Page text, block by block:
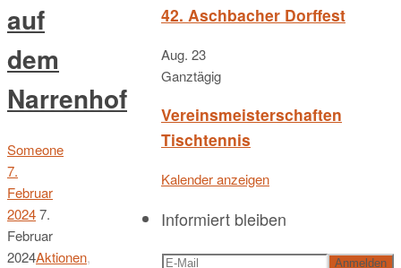
auf
dem
Narrenhof
Someone
7.
Februar
20247.
Februar
2024Aktionen,
42. Aschbacher Dorffest
Aug. 23
Ganztägig
Vereinsmeisterschaften
Tischtennis
Kalender anzeigen
Informiert bleiben